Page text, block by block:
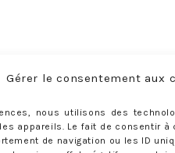
Gérer le consentement aux
nous utilisons des
appareils. Le fait de consentir
de navigation ou les ID